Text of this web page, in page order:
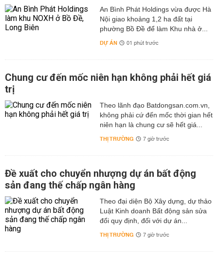
An Bình Phát Holdings vừa được Hà
Nội giao khoảng 1,2 ha đất tại
phường Bồ Đề để làm Khu nhà ở...
DỰ ÁN 01 phút trước
Chung cư đến mốc niên hạn không phải hết giá
trị
Theo lãnh đạo Batdongsan.com.vn,
không phải cứ đến mốc thời gian hết
niên hạn là chung cư sẽ hết giá...
THỊ TRƯỜNG 7 giờ trước
Đề xuất cho chuyển nhượng dự án bất động
sản đang thế chấp ngân hàng
Theo đại diện Bộ Xây dựng, dự thảo
Luật Kinh doanh Bất động sản sửa
đổi quy định, đối với dự án...
THỊ TRƯỜNG 7 giờ trước